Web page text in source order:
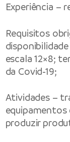
Experiência –
Requisitos
escala 12×8;
da Covid-19;
Atividades –
produzir